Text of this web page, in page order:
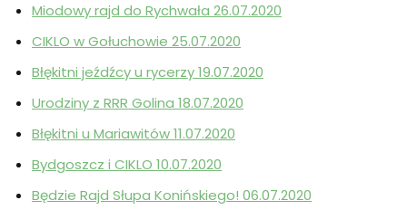
Miodowy rajd do Rychwała 26.07.2020
CIKLO w Gołuchowie 25.07.2020
Błękitni jeźdźcy u rycerzy 19.07.2020
Urodziny z RRR Golina 18.07.2020
Błękitni u Mariawitów 11.07.2020
Bydgoszcz i CIKLO 10.07.2020
Będzie Rajd Słupa Konińskiego! 06.07.2020